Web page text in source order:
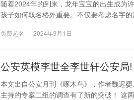
随着2024年的到来，龙年宝宝的出生成为
孩子如何取名格外重要。不仅要考虑名字
免费起名 2024年9月1日
公安英模李世全李世轩公安局!
本文出自公安月刊《啄木鸟》，作者魏迟
主持的专案二组的调查有了新的突破！ 这